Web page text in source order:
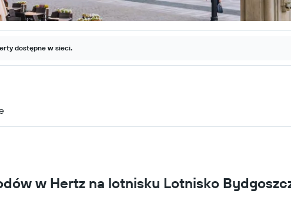
dostępne w sieci.
w Hertz na lotnisku Lotnisko